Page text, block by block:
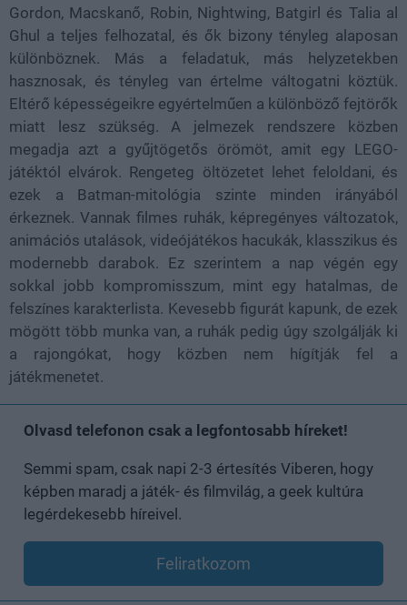
Gordon, Macskanő, Robin, Nightwing, Batgirl és Talia al
Ghul a teljes felhozatal, és ők bizony tényleg alaposan
különböznek. Más a feladatuk, más helyzetekben
hasznosak, és tényleg van értelme váltogatni köztük.
Eltérő képességeikre egyértelműen a különböző fejtörők
miatt lesz szükség. A jelmezek rendszere közben
megadja azt a gyűjtögetős örömöt, amit egy LEGO-
játéktól elvárok. Rengeteg öltözetet lehet feloldani, és
ezek a Batman-mitológia szinte minden irányából
érkeznek. Vannak filmes ruhák, képregényes változatok,
animációs utalások, videójátékos hacukák, klasszikus és
modernebb darabok. Ez szerintem a nap végén egy
sokkal jobb kompromisszum, mint egy hatalmas, de
felszínes karakterlista. Kevesebb figurát kapunk, de ezek
mögött több munka van, a ruhák pedig úgy szolgálják ki
a rajongókat, hogy közben nem hígítják fel a
játékmenetet.
Olvasd telefonon csak a legfontosabb híreket!
Semmi spam, csak napi 2-3 értesítés Viberen, hogy
képben maradj a játék- és filmvilág, a geek kultúra
legérdekesebb híreivel.
Feliratkozom